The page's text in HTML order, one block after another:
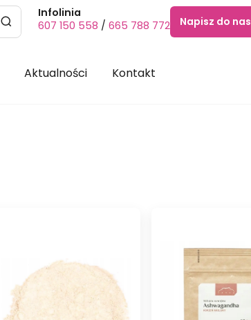
Infolinia
607 150 558 /665 788 772 Napisz do nas
Aktualności Kontakt